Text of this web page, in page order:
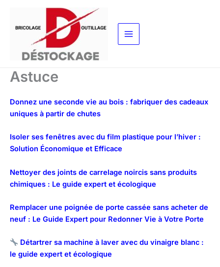
contenu
Astuce
Donnez une seconde vie au bois : fabriquer des cadeaux
uniques à partir de chutes
Isoler ses fenêtres avec du film plastique pour l’hiver :
Solution Économique et Efficace
Nettoyer des joints de carrelage noircis sans produits
chimiques : Le guide expert et écologique
Remplacer une poignée de porte cassée sans acheter de
neuf : Le Guide Expert pour Redonner Vie à Votre Porte
Détartrer sa machine à laver avec du vinaigre blanc :
le guide expert et écologique